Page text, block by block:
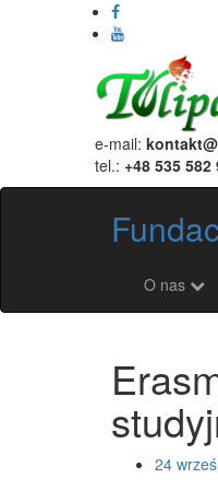
e-mail:
tel.: +48 535 582
O nas
24